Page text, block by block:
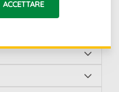
ACCETTARE